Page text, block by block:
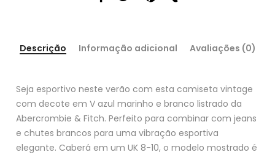
Descrição Informação adicional Avaliações (0)
Seja esportivo neste verão com esta camiseta vintage
com decote em V azul marinho e branco listrado da
Abercrombie & Fitch. Perfeito para combinar com jeans
e chutes brancos para uma vibração esportiva
elegante. Caberá em um UK 8-10, o modelo mostrado é